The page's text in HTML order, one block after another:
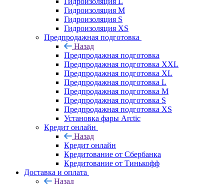
Гидроизоляция M
Гидроизоляция S
Гидроизоляция XS
Предпродажная подготовка
Назад
Предпродажная подготовка
Предпродажная подготовка XXL
Предпродажная подготовка XL
Предпродажная подготовка L
Предпродажная подготовка M
Предпродажная подготовка S
Предпродажная подготовка XS
Установка фары Arctic
Кредит онлайн
Назад
Кредит онлайн
Кредитование от Сбербанка
Кредитование от Тинькофф
Доставка и оплата
Назад